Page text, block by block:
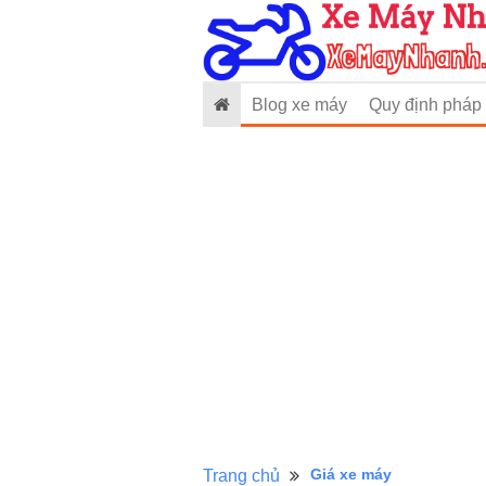
Blog xe máy Quy định pháp
Trang chủ Giá xe máy